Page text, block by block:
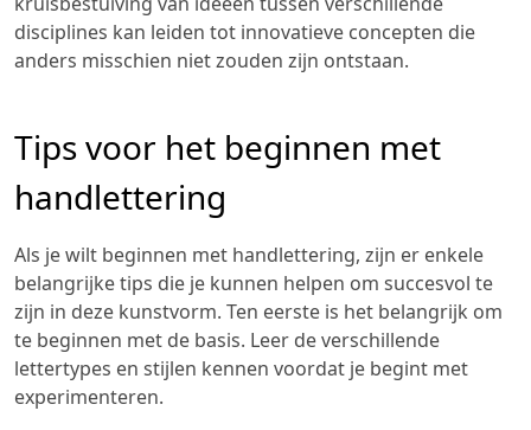
disciplines kan leiden tot innovatieve concepten die
anders misschien niet zouden zijn ontstaan.
Tips voor het beginnen met
handlettering
Als je wilt beginnen met handlettering, zijn er enkele
belangrijke tips die je kunnen helpen om succesvol te
zijn in deze kunstvorm. Ten eerste is het belangrijk om
te beginnen met de basis. Leer de verschillende
lettertypes en stijlen kennen voordat je begint met
experimenteren.